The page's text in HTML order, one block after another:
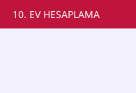
10. EV HESAPLAMA